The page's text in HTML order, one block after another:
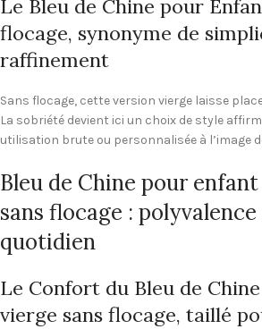
Le Bleu de Chine pour
flocage, synonyme de
raffinement
Sans flocage, cette version vierge laisse
La sobriété devient ici un choix de style
utilisation brute ou personnalisée à l’image
Bleu de Chine pour
sans flocage :
quotidien
Le Confort du Bleu de
vierge sans flocage, taillé